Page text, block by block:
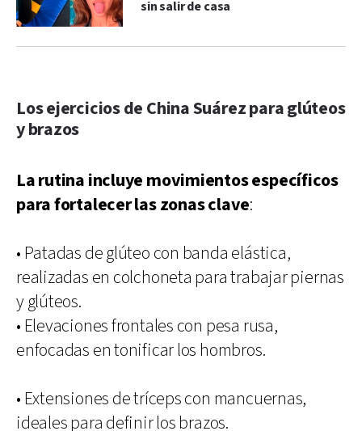
sin salir de casa
Los ejercicios de China Suárez para glúteos
y brazos
La rutina incluye movimientos específicos
para fortalecer las zonas clave:
• Patadas de glúteo con banda elástica,
realizadas en colchoneta para trabajar piernas
y glúteos.
• Elevaciones frontales con pesa rusa,
enfocadas en tonificar los hombros.
• Extensiones de tríceps con mancuernas,
ideales para definir los brazos.